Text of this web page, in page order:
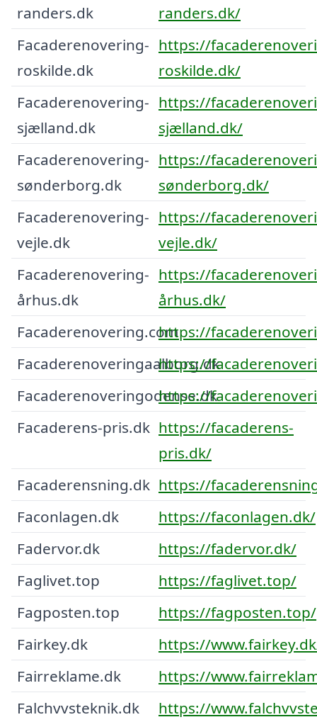
randers.dk
randers.dk/
Facaderenovering-
roskilde.dk
https://
roskilde.dk/
Facaderenovering-
sjælland.dk
https://
sjælland.dk/
Facaderenovering-
sønderborg.dk
https://
sønderborg.dk/
Facaderenovering-
vejle.dk
https://
vejle.dk/
Facaderenovering-
århus.dk
https://
århus.dk/
Facaderenovering.comhttps://
Facaderenoveringaalborg.dk
https://
Facaderenoveringodense.dk
https://
Facaderens-pris.dk https://facaderens-
pris.dk/
Facaderensning.dk https://
Faconlagen.dk
https://faconlagen.dk/
Fadervor.dk
https://fadervor.dk/
Faglivet.top
https://faglivet.top/
Fagposten.top
https://fagposten.top/
Fairkey.dk
https://
Fairreklame.dk
https://
Falchvvsteknik.dk
https://